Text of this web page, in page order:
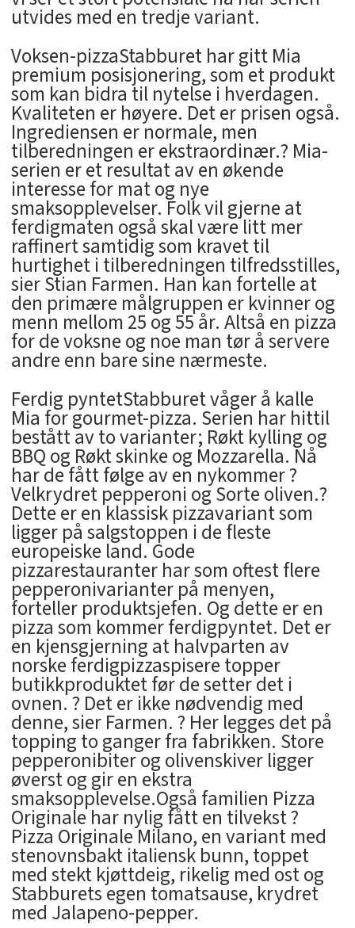
utvides med en tredje variant.
Voksen-pizzaStabburet har gitt Mia
premium posisjonering, som et produkt
som kan bidra til nytelse i hverdagen.
Kvaliteten er høyere. Det er prisen også.
Ingrediensen er normale, men
tilberedningen er ekstraordinær.? Mia-
serien er et resultat av en økende
interesse for mat og nye
smaksopplevelser. Folk vil gjerne at
ferdigmaten også skal være litt mer
raffinert samtidig som kravet til
hurtighet i tilberedningen tilfredsstilles,
sier Stian Farmen. Han kan fortelle at
den primære målgruppen er kvinner og
menn mellom 25 og 55 år. Altså en pizza
for de voksne og noe man tør å servere
andre enn bare sine nærmeste.
Ferdig pyntetStabburet våger å kalle
Mia for gourmet-pizza. Serien har hittil
bestått av to varianter; Røkt kylling og
BBQ og Røkt skinke og Mozzarella. Nå
har de fått følge av en nykommer ?
Velkrydret pepperoni og Sorte oliven.?
Dette er en klassisk pizzavariant som
ligger på salgstoppen i de fleste
europeiske land. Gode
pizzarestauranter har som oftest flere
pepperonivarianter på menyen,
forteller produktsjefen. Og dette er en
pizza som kommer ferdigpyntet. Det er
en kjensgjerning at halvparten av
norske ferdigpizzaspisere topper
butikkproduktet før de setter det i
ovnen. ? Det er ikke nødvendig med
denne, sier Farmen. ? Her legges det på
topping to ganger fra fabrikken. Store
pepperonibiter og olivenskiver ligger
øverst og gir en ekstra
smaksopplevelse.Også familien Pizza
Originale har nylig fått en tilvekst ?
Pizza Originale Milano, en variant med
stenovnsbakt italiensk bunn, toppet
med stekt kjøttdeig, rikelig med ost og
Stabburets egen tomatsause, krydret
med Jalapeno-pepper.